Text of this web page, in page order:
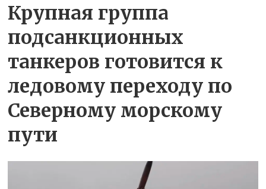
Крупная группа
подсанкционных
танкеров готовится к
ледовому переходу по
Северному морскому
пути